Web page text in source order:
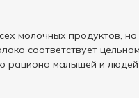
молочных продуктов,
соответствует
рациона малышей и людей